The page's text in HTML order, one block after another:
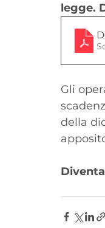
legge.
Gli
della